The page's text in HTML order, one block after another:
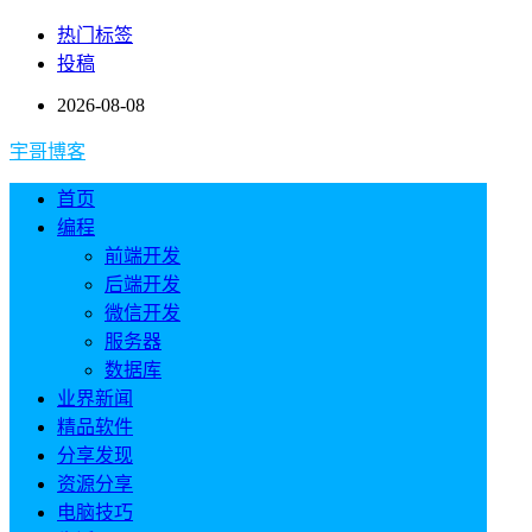
热门标签
投稿
2026-08-08
宇哥博客
首页
编程
前端开发
后端开发
微信开发
服务器
数据库
业界新闻
精品软件
分享发现
资源分享
电脑技巧